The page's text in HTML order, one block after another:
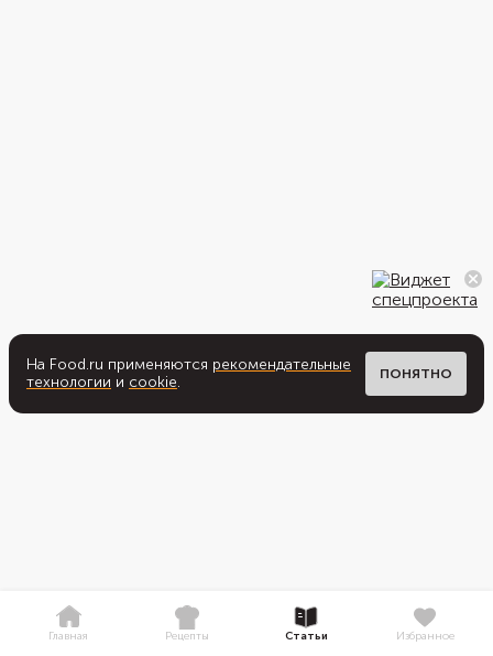
На Food.ru применяются рекомендательные
технологии и cookie. ПОНЯТНО
Главная Рецепты Статьи Избранное